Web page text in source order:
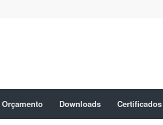
Orçamento Downloads Certificados